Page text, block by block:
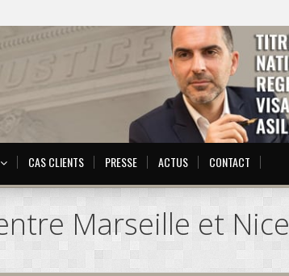
CAS CLIENTS PRESSE ACTUS CONTACT
Marseille et Nice